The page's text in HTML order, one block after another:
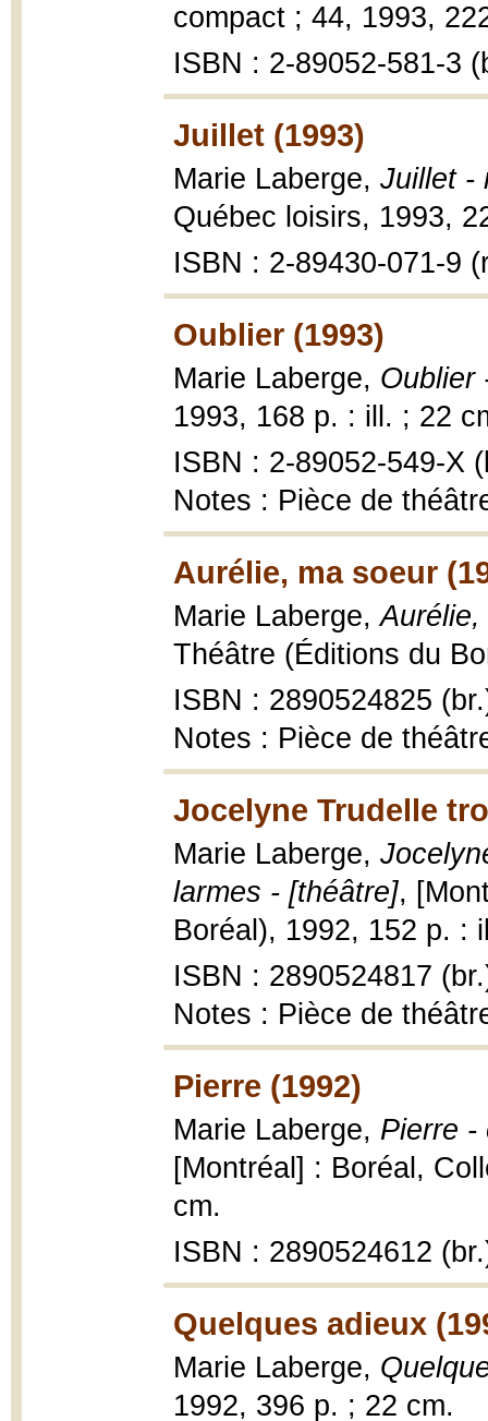
compact ; 44, 1993,
ISBN : 2-89052-581-3
Juillet (1993)
Marie Laberge, Juillet -
Québec loisirs, 1993,
ISBN : 2-89430-071-9
Oublier (1993)
Marie Laberge, Oublier
1993, 168 p. : ill. ; 22
ISBN : 2-89052-549-X
Notes : Pièce de
Aurélie, ma soeur
Marie Laberge,
Théâtre (Éditions du
ISBN : 2890524825
Notes : Pièce de
Jocelyne Trudelle
Marie Laberge,
larmes - [théâtre],
Boréal), 1992, 152 p. :
ISBN : 2890524817
Notes : Pièce de
Pierre (1992)
Marie Laberge, Pierre -
[Montréal] : Boréal,
cm.
ISBN : 2890524612
Quelques adieux
Marie Laberge,
1992, 396 p. ; 22 cm.